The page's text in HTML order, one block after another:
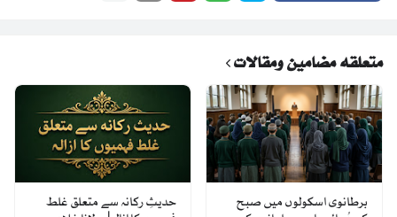
متعلقہ مضامین ومقالات
برطانوی اسکولوں میں صبح
حدیثِ رکانہ سے متعلق غلط